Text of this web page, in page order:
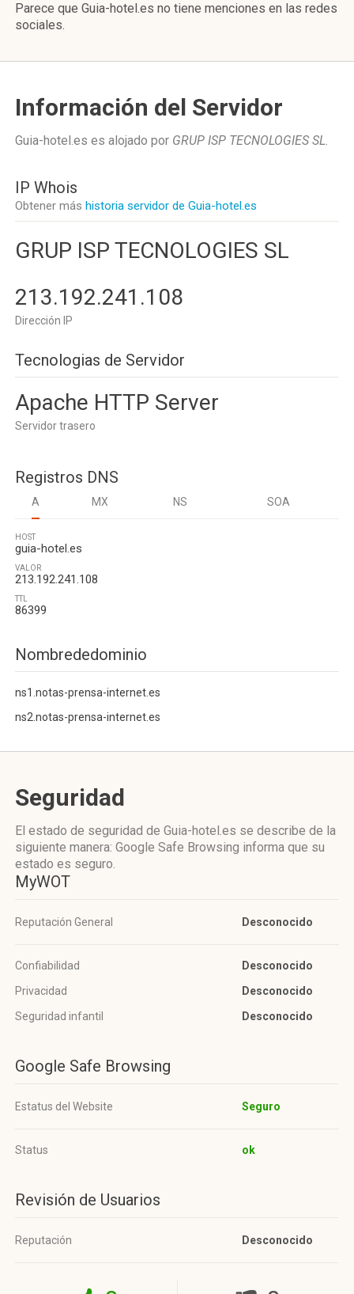
Parece que Guia-hotel.es no tiene menciones en las redes
sociales.
Información del Servidor
Guia-hotel.es es alojado por GRUP ISP TECNOLOGIES SL.
IP Whois
Obtener más historia servidor de Guia-hotel.es
GRUP ISP TECNOLOGIES SL
213.192.241.108
Dirección IP
Tecnologias de Servidor
Apache HTTP Server
Servidor trasero
Registros DNS
A MX NS SOA
HOST
guia-hotel.es
VALOR
213.192.241.108
TTL
86399
Nombrededominio
ns1.notas-prensa-internet.es
ns2.notas-prensa-internet.es
Seguridad
El estado de seguridad de Guia-hotel.es se describe de la
siguiente manera: Google Safe Browsing informa que su
estado es seguro.
MyWOT
Reputación General Desconocido
Confiabilidad
Desconocido
Privacidad
Desconocido
Seguridad infantil
Desconocido
Google Safe Browsing
Estatus del Website Seguro
Status ok
Revisión de Usuarios
Reputación Desconocido